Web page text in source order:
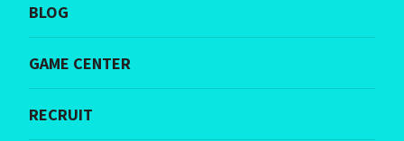
BLOG
GAME CENTER
RECRUIT